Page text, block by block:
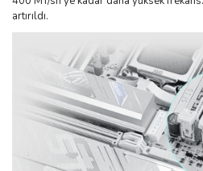
artırıldı.